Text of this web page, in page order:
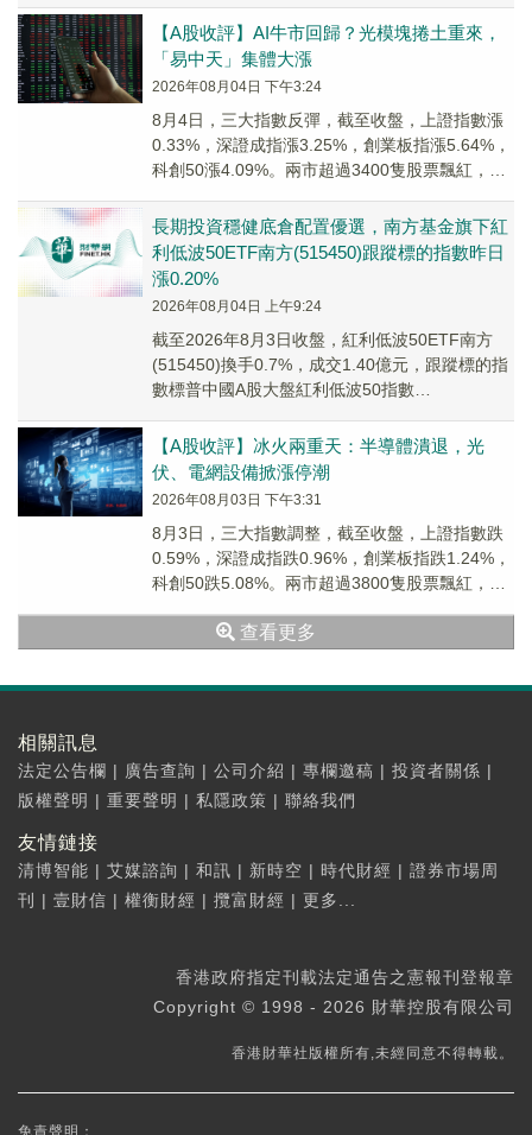
【A股收評】AI牛市回歸？光模塊捲土重來，
「易中天」集體大漲
2026年08月04日 下午3:24
8月4日，三大指數反彈，截至收盤，上證指數漲
0.33%，深證成指漲3.25%，創業板指漲5.64%，
科創50漲4.09%。兩市超過3400隻股票飄紅，兩
長期投資穩健底倉配置優選，南方基金旗下紅
利低波50ETF南方(515450)跟蹤標的指數昨日
漲0.20%
2026年08月04日 上午9:24
截至2026年8月3日收盤，紅利低波50ETF南方
(515450)換手0.7%，成交1.40億元，跟蹤標的指
數標普中國A股大盤紅利低波50指數
【A股收評】冰火兩重天：半導體潰退，光
伏、電網設備掀漲停潮
2026年08月03日 下午3:31
8月3日，三大指數調整，截至收盤，上證指數跌
0.59%，深證成指跌0.96%，創業板指跌1.24%，
科創50跌5.08%。兩市超過3800隻股票飄紅，兩
查看更多
相關訊息
法定公告欄 | 廣告查詢 | 公司介紹 | 專欄邀稿 | 投資者關係 |
版權聲明 | 重要聲明 | 私隱政策 | 聯絡我們
友情鏈接
清博智能 | 艾媒諮詢 | 和訊 | 新時空 | 時代財經 | 證券市場周
刊
| 壹財信 | 權衡財經 | 攬富財經 | 更多...
香港政府指定刊載法定通告之憲報刊登報章
Copyright © 1998 - 2026 財華控股有限公司
香港財華社版權所有,未經同意不得轉載。